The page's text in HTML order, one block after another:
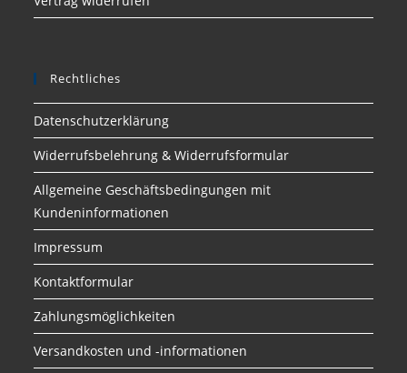
Rechtliches
Datenschutzerklärung
Widerrufsbelehrung & Widerrufsformular
Allgemeine Geschäftsbedingungen mit
Kundeninformationen
Impressum
Kontaktformular
Zahlungsmöglichkeiten
Versandkosten und -informationen